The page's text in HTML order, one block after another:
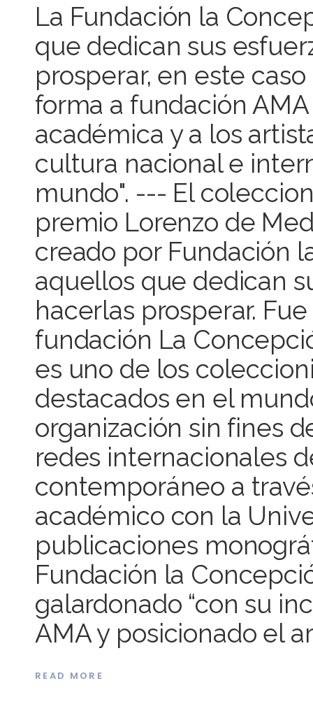
La Fundación la
que dedican sus
prosperar, en este
forma a fundación
académica y a los
cultura nacional e
mundo". --- El
premio Lorenzo de
creado por Fundación
aquellos que dedican
hacerlas prosperar.
fundación La
es uno de los
destacados en el
organización sin fines
redes internacionales
contemporáneo a
académico con la
publicaciones
Fundación la
galardonado “con su
AMA y posicionado el
READ MORE